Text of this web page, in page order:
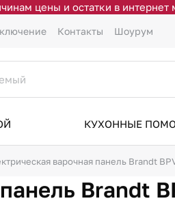
цены и остатки в интернет
Контакты Шоурум
КУХОННЫЕ
варочная панель Brandt
Brandt